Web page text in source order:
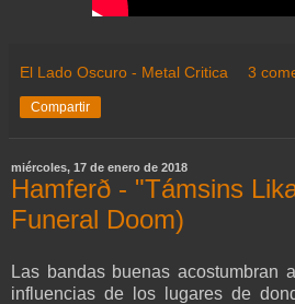
El Lado Oscuro - Metal Critica 3
Compartir
miércoles, 17 de enero de 2018
Hamferð - "Támsins
Funeral Doom)
Las bandas buenas acostumbran
influencias de los lugares de